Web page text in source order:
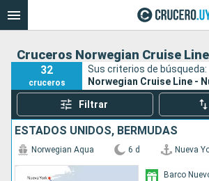
Cruceros Norwegian Cruise
32
cruceros
Sus criterios de búsqueda:
Norwegian Cruise Line -
Filtrar
ESTADOS UNIDOS, BERMUDAS
Norwegian Aqua 6 d Nueva
Barco